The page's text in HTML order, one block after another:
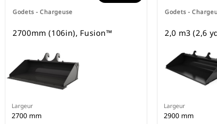
Godets - Chargeuse
2700mm (106in), Fusion™
Largeur
2700 mm
Godets -
2,0 m3 (2,6
Largeur
2900 mm